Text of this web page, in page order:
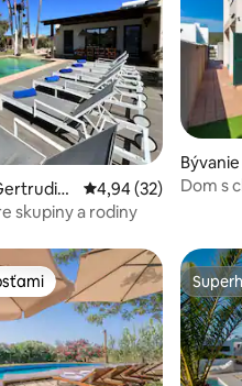
Priemerné
4,94 (32)
skupiny a rodiny
de sa
Dom s